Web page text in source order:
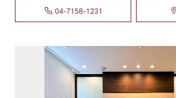
04-7158-1231